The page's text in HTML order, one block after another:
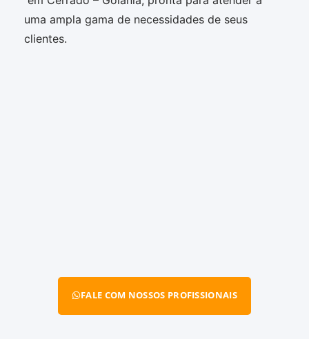
uma ampla gama de necessidades de seus
clientes.
FALE COM NOSSOS PROFISSIONAIS